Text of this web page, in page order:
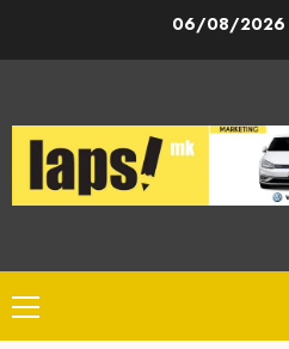
06/08/2026
Primary
Menu